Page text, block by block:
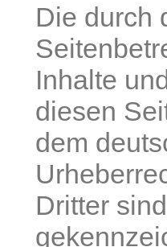
Die durch
Inhalte
diesen
dem
Dritter